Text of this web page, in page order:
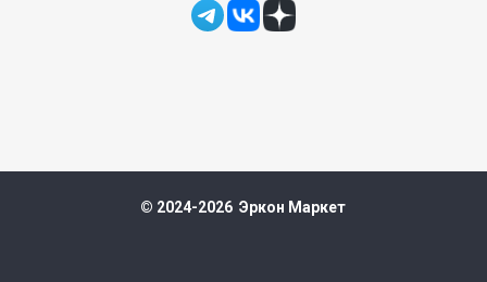
© 2024-2026 Эркон Маркет